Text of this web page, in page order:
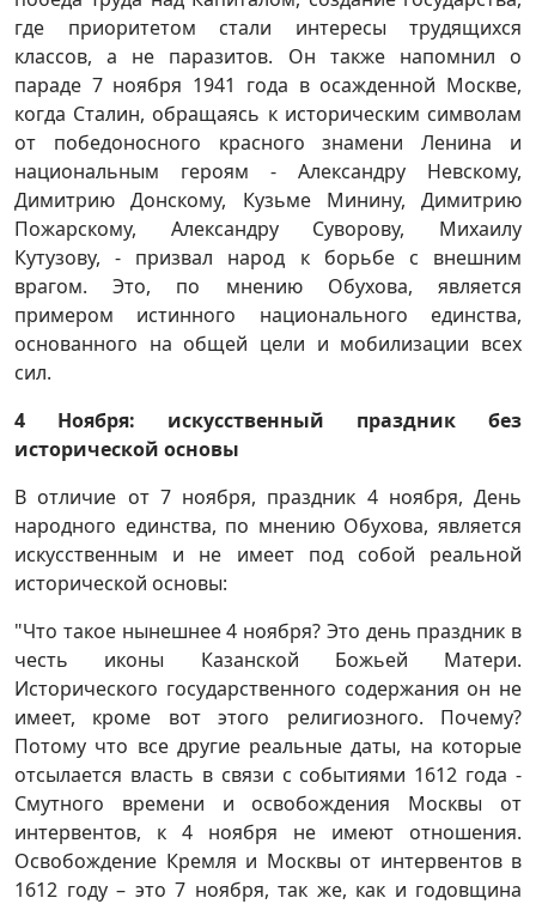
где приоритетом стали интересы трудящихся
классов, а не паразитов. Он также напомнил о
параде 7 ноября 1941 года в осажденной Москве,
когда Сталин, обращаясь к историческим символам
от победоносного красного знамени Ленина и
национальным героям - Александру Невскому,
Димитрию Донскому, Кузьме Минину, Димитрию
Пожарскому, Александру Суворову, Михаилу
Кутузову, - призвал народ к борьбе с внешним
врагом. Это, по мнению Обухова, является
примером истинного национального единства,
основанного на общей цели и мобилизации всех
сил.
4 Ноября: искусственный праздник без
исторической основы
В отличие от 7 ноября, праздник 4 ноября, День
народного единства, по мнению Обухова, является
искусственным и не имеет под собой реальной
исторической основы:
"Что такое нынешнее 4 ноября? Это день праздник в
честь иконы Казанской Божьей Матери.
Исторического государственного содержания он не
имеет, кроме вот этого религиозного. Почему?
Потому что все другие реальные даты, на которые
отсылается власть в связи с событиями 1612 года -
Смутного времени и освобождения Москвы от
интервентов, к 4 ноября не имеют отношения.
Освобождение Кремля и Москвы от интервентов в
1612 году – это 7 ноября, так же, как и годовщина